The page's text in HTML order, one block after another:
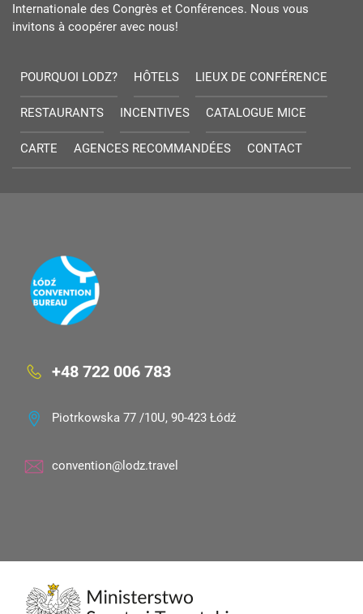
Internationale des Congrès et Conférences. Nous vous
invitons à coopérer avec nous!
POURQUOI LODZ? HÔTELS LIEUX DE CONFÉRENCE
RESTAURANTS INCENTIVES CATALOGUE MICE
CARTE AGENCES RECOMMANDÉES CONTACT
+48 722 006 783
Piotrkowska 77 /10U, 90-423 Łódź
convention@lodz.travel